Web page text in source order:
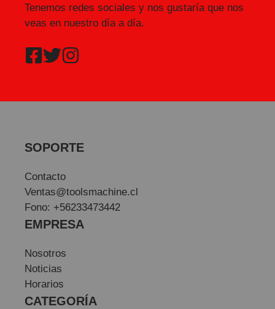
Tenemos redes sociales y nos gustaría que nos
veas en nuestro día a día.
SOPORTE
Contacto
Ventas@toolsmachine.cl
Fono: +56233473442
EMPRESA
Nosotros
Noticias
Horarios
CATEGORÍA